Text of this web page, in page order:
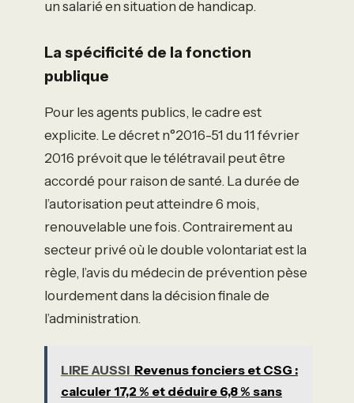
un salarié en situation de handicap.
La spécificité de la fonction
publique
Pour les agents publics, le cadre est
explicite. Le décret n°2016-51 du 11 février
2016 prévoit que le télétravail peut être
accordé pour raison de santé. La durée de
l’autorisation peut atteindre 6 mois,
renouvelable une fois. Contrairement au
secteur privé où le double volontariat est la
règle, l’avis du médecin de prévention pèse
lourdement dans la décision finale de
l’administration.
LIRE AUSSI Revenus fonciers et CSG :
calculer 17,2 % et déduire 6,8 % sans